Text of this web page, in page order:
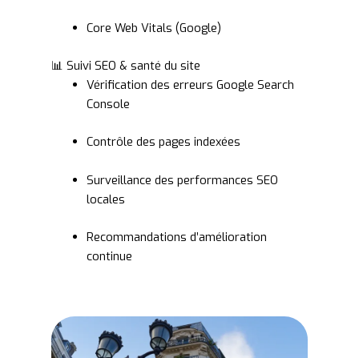
Core Web Vitals (Google)
📊 Suivi SEO & santé du site
Vérification des erreurs Google Search
Console
Contrôle des pages indexées
Surveillance des performances SEO
locales
Recommandations d’amélioration
continue